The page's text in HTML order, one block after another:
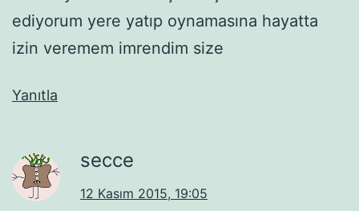
ediyorum yere yatıp oynamasına hayatta
izin veremem imrendim size
Yanıtla
secce
12 Kasım 2015, 19:05